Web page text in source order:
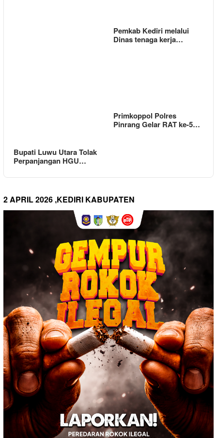
Pemkab Kediri melalui
Dinas tenaga kerja…
Bupati Luwu Utara Tolak
Perpanjangan HGU…
Primkoppol Polres
Pinrang Gelar RAT ke-5…
2 APRIL 2026 ,KEDIRI KABUPATEN